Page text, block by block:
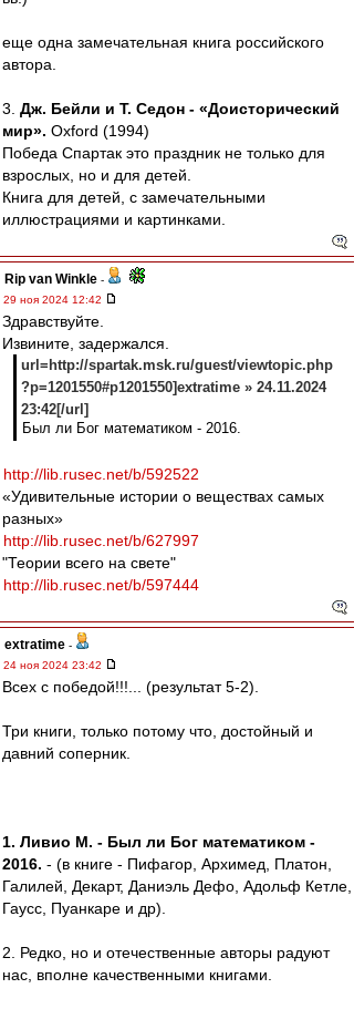
еще одна замечательная книга российского
автора.
3. Дж. Бейли и Т. Седон - «Доисторический
мир». Oxford (1994)
Победа Спартак это праздник не только для
взрослых, но и для детей.
Книга для детей, с замечательными
иллюстрациями и картинками.
Rip van Winkle -
29 ноя 2024 12:42
Здравствуйте.
Извините, задержался.
url=http://spartak.msk.ru/guest/viewtopic.php
?p=1201550#p1201550]extratime » 24.11.2024
23:42[/url]
Был ли Бог математиком - 2016.
http://lib.rusec.net/b/592522
«Удивительные истории о веществах самых
разных»
http://lib.rusec.net/b/627997
"Теории всего на свете"
http://lib.rusec.net/b/597444
extratime -
24 ноя 2024 23:42
Всех с победой!!!... (результат 5-2).
Три книги, только потому что, достойный и
давний соперник.
1. Ливио М. - Был ли Бог математиком -
2016. - (в книге - Пифагор, Архимед, Платон,
Галилей, Декарт, Даниэль Дефо, Адольф Кетле,
Гаусс, Пуанкаре и др).
2. Редко, но и отечественные авторы радуют
нас, вполне качественными книгами.